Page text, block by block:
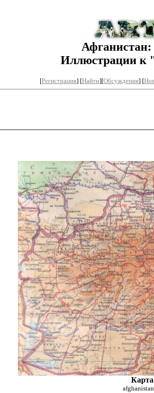
Афганистан:
Иллюстрации к
[Регистрация] [Найти][Обсуждения] [